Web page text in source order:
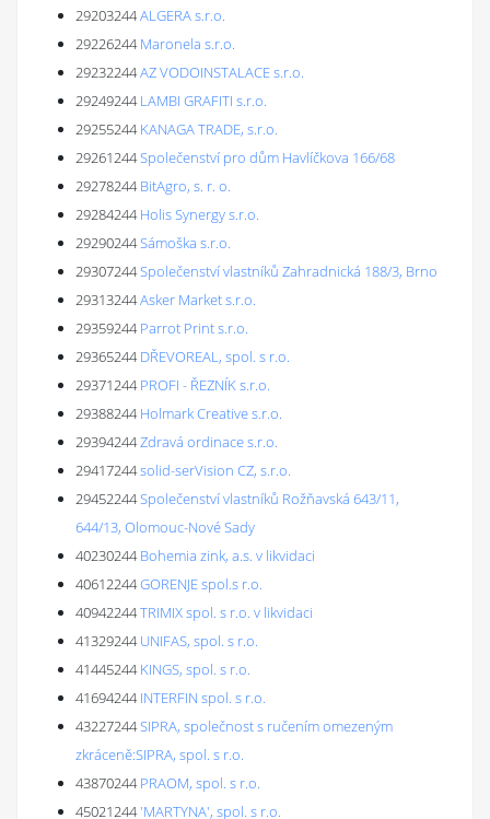
29203244ALGERA s.r.o.
29226244 Maronela s.r.o.
29232244AZ VODOINSTALACE s.r.o.
29249244 LAMBI GRAFITI s.r.o.
29255244 KANAGA TRADE, s.r.o.
29261244Společenství pro dům Havlíčkova 166/68
29278244 BitAgro, s. r. o.
29284244 Holis Synergy s.r.o.
29290244Sámoška s.r.o.
29307244Společenství vlastníků Zahradnická 188/3, Brno
29313244Asker Market s.r.o.
29359244 Parrot Print s.r.o.
29365244 DŘEVOREAL, spol. s r.o.
29371244 PROFI - ŘEZNÍK s.r.o.
29388244 Holmark Creative s.r.o.
29394244Zdravá ordinace s.r.o.
29417244solid-serVision CZ, s.r.o.
29452244Společenství vlastníků Rožňavská 643/11,
644/13, Olomouc-Nové Sady
40230244 Bohemia zink, a.s. v likvidaci
40612244GORENJE spol.s r.o.
40942244TRIMIX spol. s r.o. v likvidaci
41329244 UNIFAS, spol. s r.o.
41445244 KINGS, spol. s r.o.
41694244 INTERFIN spol. s r.o.
43227244SIPRA, společnost s ručením omezeným
zkráceně:SIPRA, spol. s r.o.
43870244 PRAOM, spol. s r.o.
45021244'MARTYNA', spol. s r.o.